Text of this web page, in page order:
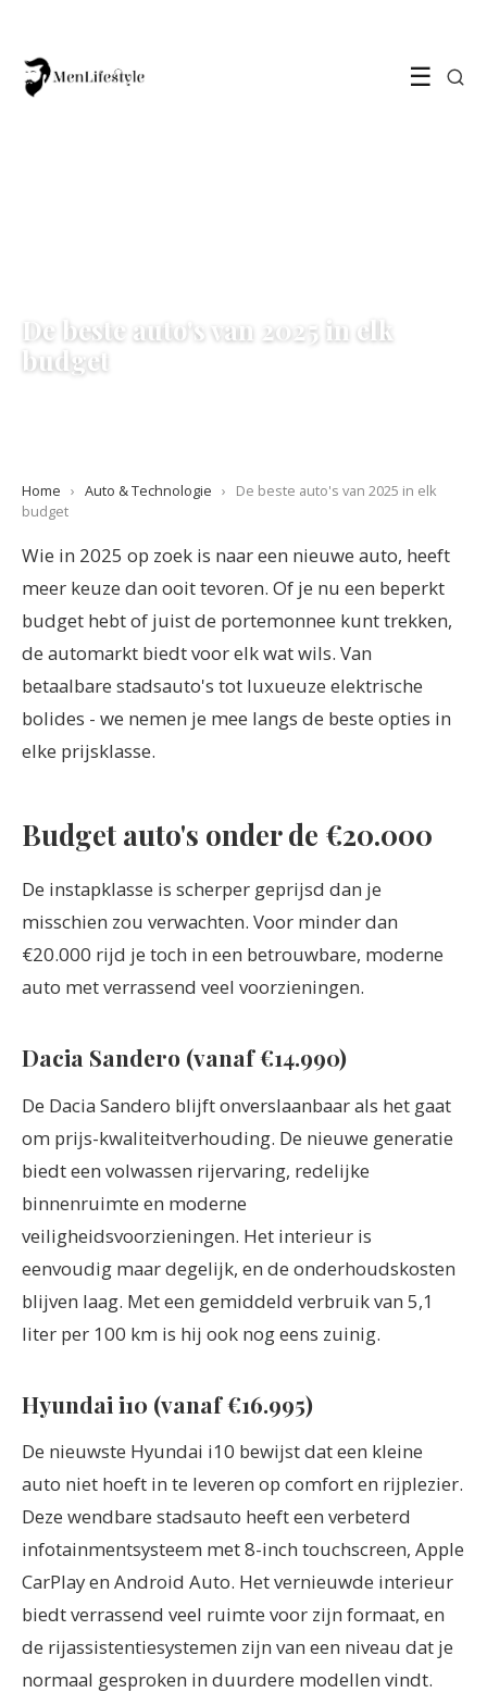
☰
De beste auto's van 2025 in elk
budget
Home › Auto & Technologie ›
De beste auto's van 2025 in elk
budget
Wie in 2025 op zoek is naar een nieuwe auto, heeft
meer keuze dan ooit tevoren. Of je nu een beperkt
budget hebt of juist de portemonnee kunt trekken,
de automarkt biedt voor elk wat wils. Van
betaalbare stadsauto's tot luxueuze elektrische
bolides - we nemen je mee langs de beste opties in
elke prijsklasse.
Budget auto's onder de €20.000
De instapklasse is scherper geprijsd dan je
misschien zou verwachten. Voor minder dan
€20.000 rijd je toch in een betrouwbare, moderne
auto met verrassend veel voorzieningen.
Dacia Sandero (vanaf €14.990)
De Dacia Sandero blijft onverslaanbaar als het gaat
om prijs-kwaliteitverhouding. De nieuwe generatie
biedt een volwassen rijervaring, redelijke
binnenruimte en moderne
veiligheidsvoorzieningen. Het interieur is
eenvoudig maar degelijk, en de onderhoudskosten
blijven laag. Met een gemiddeld verbruik van 5,1
liter per 100 km is hij ook nog eens zuinig.
Hyundai i10 (vanaf €16.995)
De nieuwste Hyundai i10 bewijst dat een kleine
auto niet hoeft in te leveren op comfort en rijplezier.
Deze wendbare stadsauto heeft een verbeterd
infotainmentsysteem met 8-inch touchscreen, Apple
CarPlay en Android Auto. Het vernieuwde interieur
biedt verrassend veel ruimte voor zijn formaat, en
de rijassistentiesystemen zijn van een niveau dat je
normaal gesproken in duurdere modellen vindt.